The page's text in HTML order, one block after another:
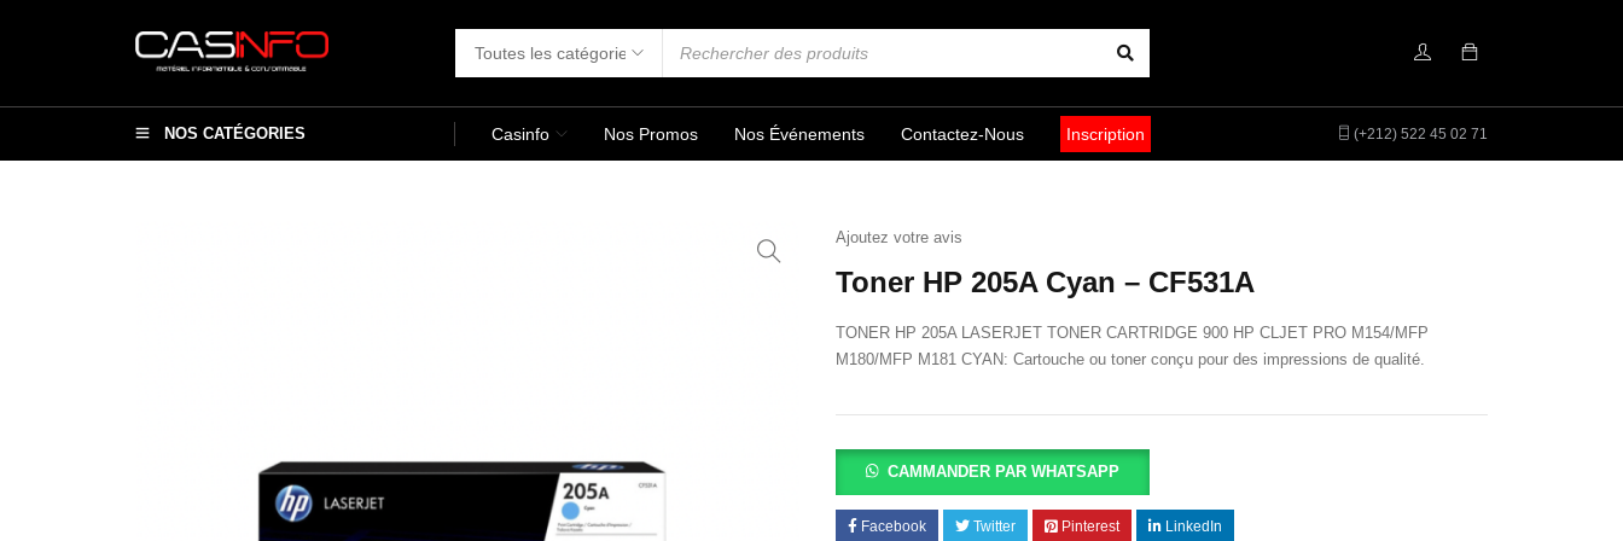
NOS CATÉGORIES Casinfo Nos Promos Nos Événements Contactez-Nous Inscription (+212) 522 45 02 71
Ajoutez votre avis
Toner HP 205A Cyan – CF531A
TONER HP 205A LASERJET TONER CARTRIDGE 900 HP CLJET PRO M154/MFP
M180/MFP M181 CYAN: Cartouche ou toner conçu pour des impressions de qualité.
CAMMANDER PAR WHATSAPP
Facebook Twitter Pinterest LinkedIn